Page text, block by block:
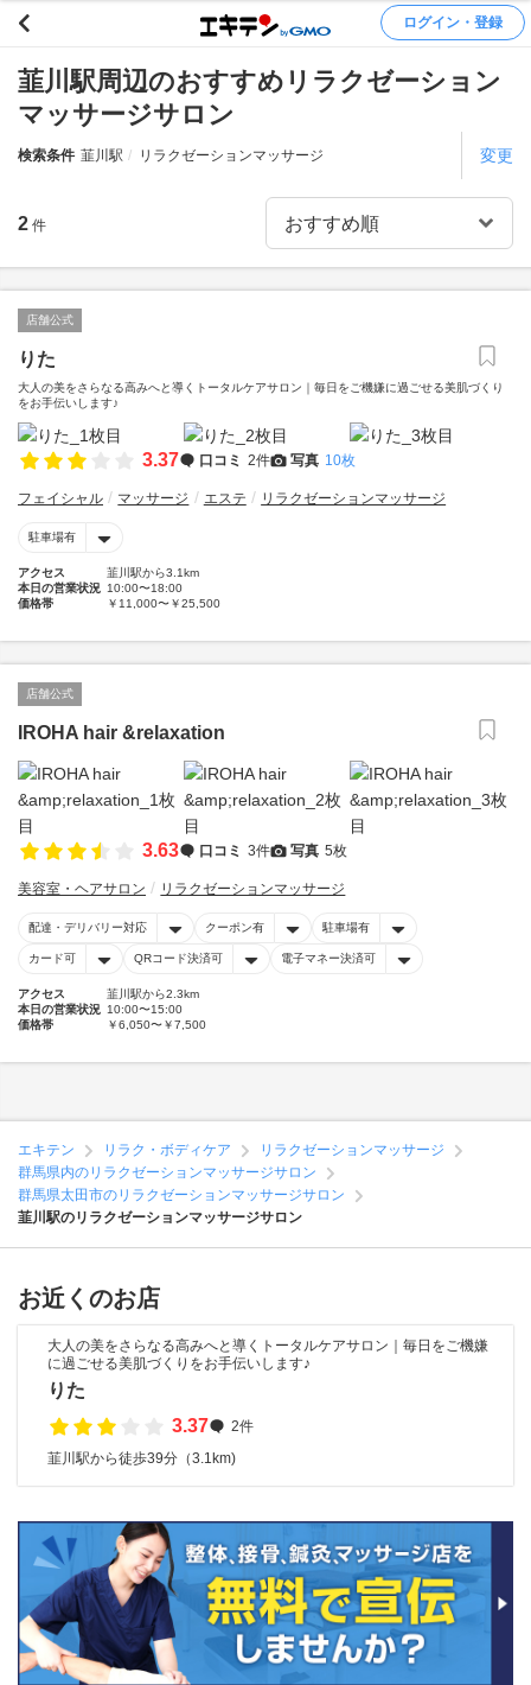
ログイン・登録
韮川駅周辺のおすすめリラクゼーション
マッサージサロン
検索条件 韮川駅 リラクゼーションマッサージ 変更
2 件
店舗公式
りた
大人の美をさらなる高みへと導くトータルケアサロン｜毎日をご機嫌に過ごせる美肌づくり
をお手伝いします♪
3.37 口コミ 2件 写真 10枚
フェイシャル マッサージ エステ リラクゼーションマッサージ
駐車場有
アクセス
韮川駅から3.1km
本日の営業状況 10:00〜18:00
価格帯
￥11,000〜￥25,500
店舗公式
IROHA hair &relaxation
3.63 口コミ 3件 写真 5枚
美容室・ヘアサロン リラクゼーションマッサージ
配達・デリバリー対応 クーポン有 駐車場有
カード可 QRコード決済可 電子マネー決済可
アクセス
韮川駅から2.3km
本日の営業状況 10:00〜15:00
価格帯
￥6,050〜￥7,500
エキテン リラク・ボディケア
リラクゼーションマッサージ
群馬県内のリラクゼーションマッサージサロン
群馬県太田市のリラクゼーションマッサージサロン
韮川駅のリラクゼーションマッサージサロン
お近くのお店
大人の美をさらなる高みへと導くトータルケアサロン｜毎日をご機嫌
に過ごせる美肌づくりをお手伝いします♪
りた
3.37
2件
韮川駅から徒歩39分（3.1km)